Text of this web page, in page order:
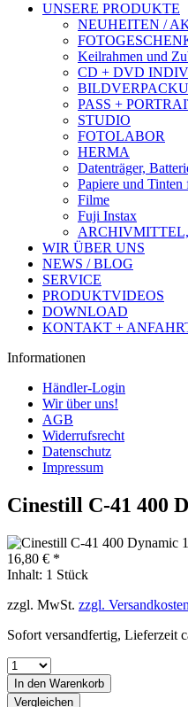
UNSERE PRODUKTE
NEUHEITEN /
Keilrahmen und
CD + DVD
PASS +
STUDIO
FOTOLABOR
HERMA
Datenträger,
Papiere und
Filme
Fuji Instax
WIR ÜBER UNS
NEWS / BLOG
SERVICE
PRODUKTVIDEOS
DOWNLOAD
KONTAKT +
Informationen
Händler-Login
Wir über uns!
AGB
Widerrufsrecht
Datenschutz
Impressum
Cinestill C-41 400
16,80 € *
Inhalt: 1 Stück
zzgl. MwSt. zzgl. Versandkosten
Sofort versandfertig, Lieferzeit
In den Warenkorb
Vergleichen